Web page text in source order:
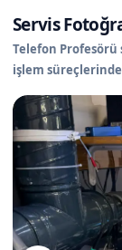
Servis
Telefon
işlem